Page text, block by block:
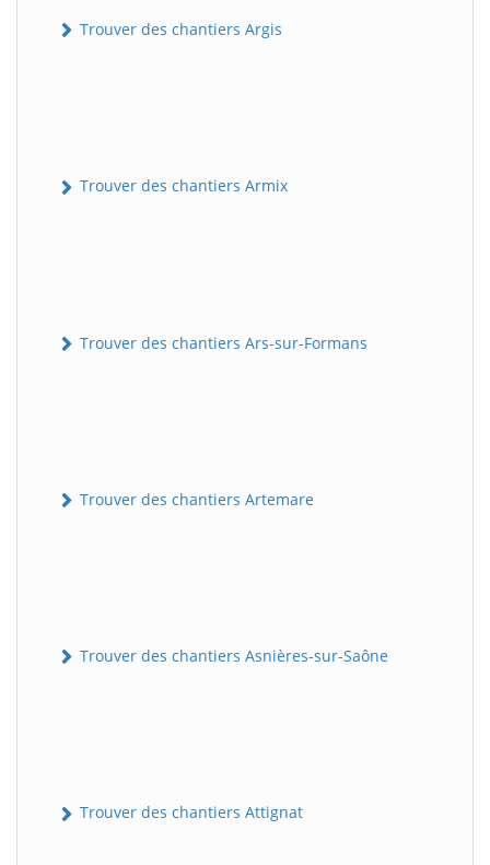
Trouver des chantiers Argis
Trouver des chantiers Armix
Trouver des chantiers Ars-sur-Formans
Trouver des chantiers Artemare
Trouver des chantiers Asnières-sur-Saône
Trouver des chantiers Attignat